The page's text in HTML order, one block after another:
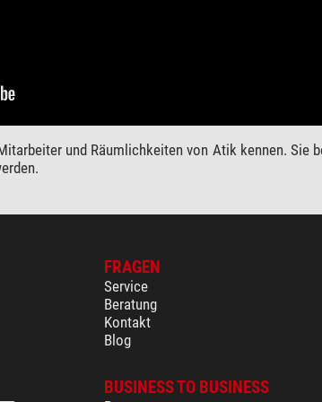
und Räumlichkeiten von Atik kennen. Sie
FRAGEN
Service
Beratung
Kontakt
Blog
BUSINESS TO BUSINESS